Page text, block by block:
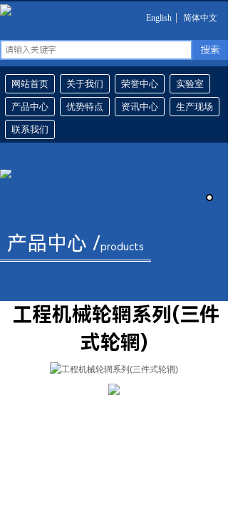
网站首页 关于我们 荣誉中心 实验室
产品中心 优势特点 资讯中心 生产现场
联系我们
搜索
English 简体中文
产品中心 /products
工程机械轮辋系列(三件
式轮辋)